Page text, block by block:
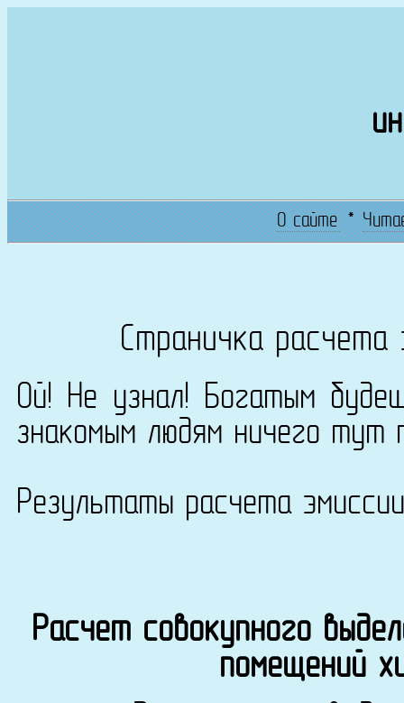
О сайте*
Страничка
Ой! Не узнал! Богатым
знакомым людям ничего тут
Результаты расчета
Расчет совокупного
помещений